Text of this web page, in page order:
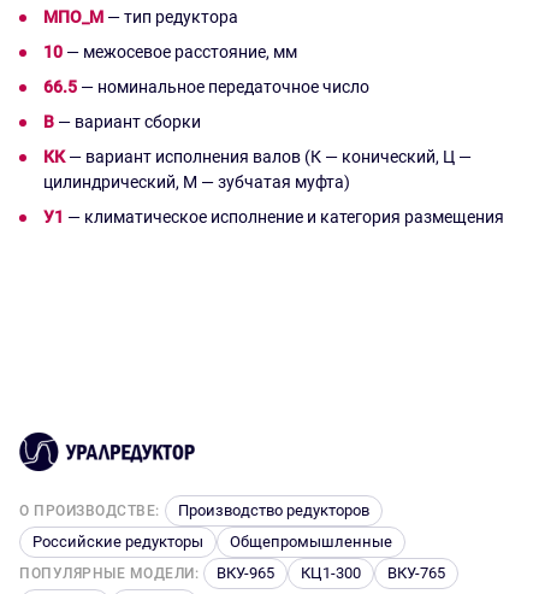
МПО_М — тип редуктора
10 — межосевое расстояние, мм
66.5 — номинальное передаточное число
В — вариант сборки
КК— вариант исполнения валов (К — конический, Ц —
цилиндрический, М — зубчатая муфта)
У1 — климатическое исполнение и категория размещения
передачи
Расположение осей Соосное
365
Ваш e-mail
О ПРОИЗВОДСТВЕ:
Производство редукторов
Российские редукторы
Общепромышленные
ПОПУЛЯРНЫЕ МОДЕЛИ: ВКУ-965 КЦ1-300 ВКУ-765